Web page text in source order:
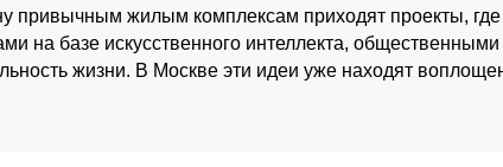
привычным жилым комплексам приходят проекты,
на базе искусственного интеллекта, общественными
жизни. В Москве эти идеи уже находят